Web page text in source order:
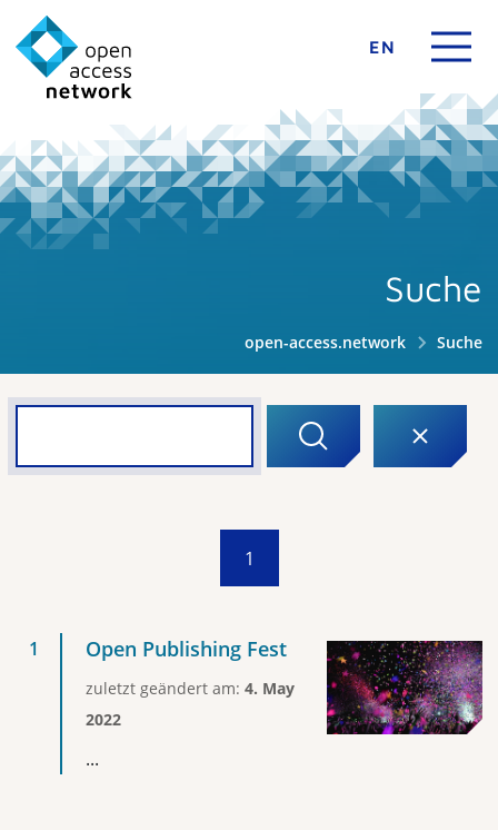
EN
Suche
open-access.network Suche
1
Open Publishing Fest
zuletzt geändert am: 4. May
2022
...